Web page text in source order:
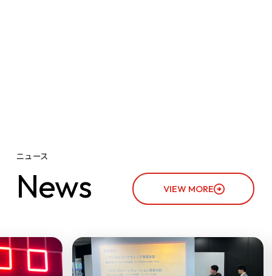
ニュース
News VIEW MORE